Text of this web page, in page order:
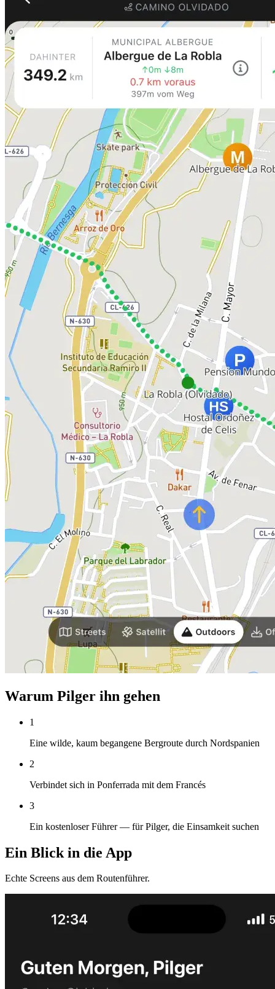
Warum Pilger ihn gehen
1
Eine wilde, kaum begangene Bergroute durch Nordspanien
2
Verbindet sich in Ponferrada mit dem Francés
3
Ein kostenloser Führer — für Pilger, die Einsamkeit suchen
Ein Blick in die App
Echte Screens aus dem Routenführer.